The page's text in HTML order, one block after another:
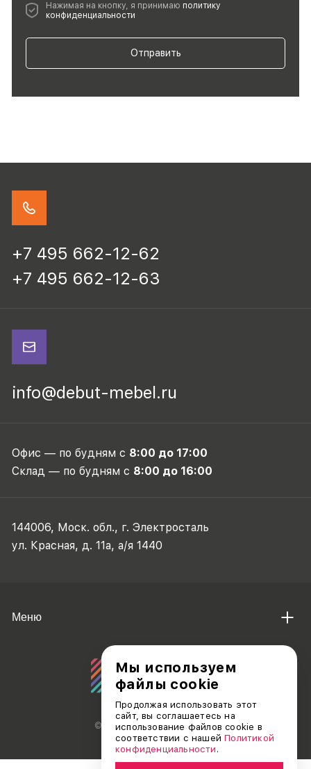
Нажимая на кнопку, я принимаю политику
конфиденциальности
Отправить
+7 495 662-12-62
+7 495 662-12-63
info@debut-mebel.ru
Офис — по будням с 8:00 до 17:00
Склад — по будням с 8:00 до 16:00
144006, Моск. обл., г. Электросталь
ул. Красная, д. 11а, а/я 1440
© АО «ДЕБЮТ», 2011 — 2026
Меню
Мы используем
файлы cookie
Продолжая использовать этот
сайт, вы соглашаетесь на
использование файлов cookie в
соответствии с нашейПолитикой
конфиденциальности .